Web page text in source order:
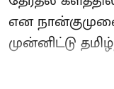
என
முன்னிட்டு